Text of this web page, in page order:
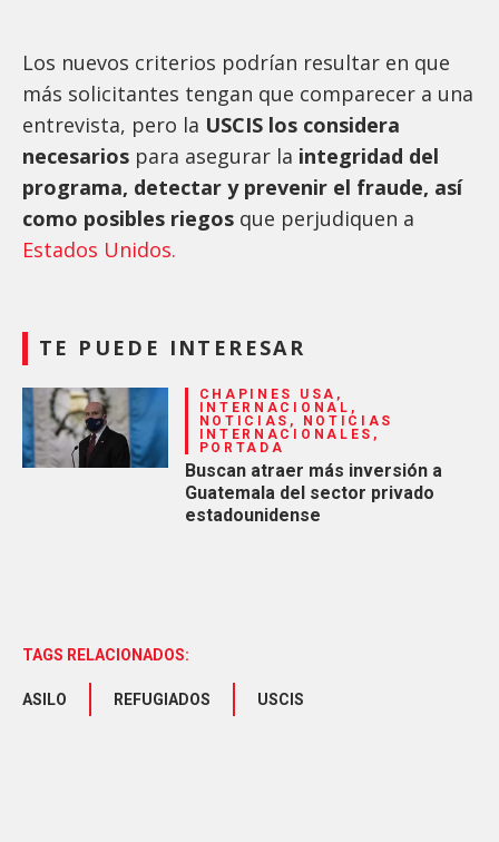
Los nuevos criterios podrían resultar en que
más solicitantes tengan que comparecer a una
entrevista, pero la USCIS los considera
necesarios para asegurar la integridad del
programa, detectar y prevenir el fraude, así
como posibles riegos que perjudiquen a
Estados Unidos.
TE PUEDE INTERESAR
CHAPINES USA,
INTERNACIONAL,
NOTICIAS, NOTICIAS
INTERNACIONALES,
PORTADA
Buscan atraer más inversión a
Guatemala del sector privado
estadounidense
TAGS RELACIONADOS:
ASILO REFUGIADOS USCIS